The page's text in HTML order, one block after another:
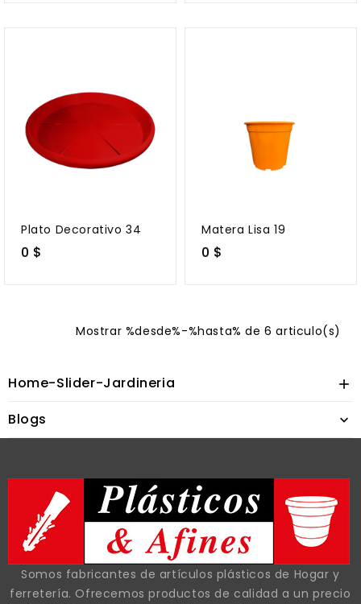
Plato Decorativo 34
0 $
Matera Lisa 19
0 $
Mostrar %desde%-%hasta% de 6 articulo(s)
Home-Slider-Jardineria 
Blogs 
Somos fabricantes de artículos plásticos de Hogar y
ferretería. Ofrecemos productos de calidad a un precio